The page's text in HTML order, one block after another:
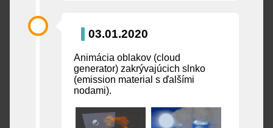
03.01.2020
Animácia oblakov (cloud
generator) zakrývajúcich slnko
(emission material s ďalšími
nodami).